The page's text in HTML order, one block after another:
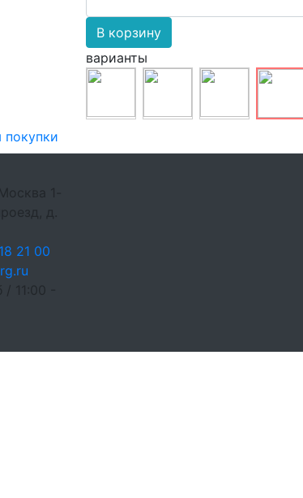
В корзину
варианты
покупки
Москва 1-
д.
21 00
11:00 -